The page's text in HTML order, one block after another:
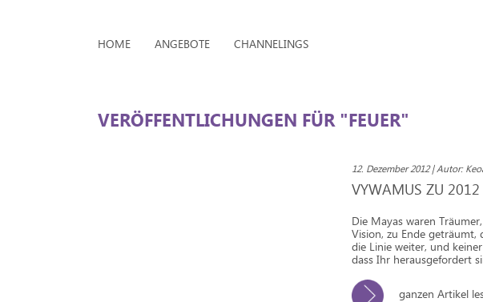
HOME ANGEBOTE CHANNELINGS
VERÖFFENTLICHUNGEN FÜR "FEUER"
12. Dezember 2012 | Autor:
VYWAMUS ZU 2012
Die Mayas waren
Vision, zu Ende geträumt,
die Linie weiter, und
dass Ihr herausgefordert
ganzen Artikel